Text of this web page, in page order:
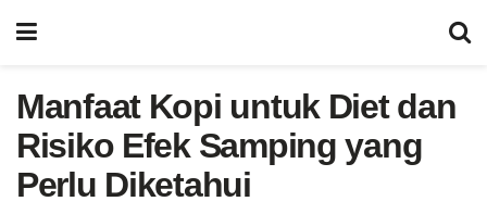
Manfaat Kopi untuk Diet dan
Risiko Efek Samping yang
Perlu Diketahui